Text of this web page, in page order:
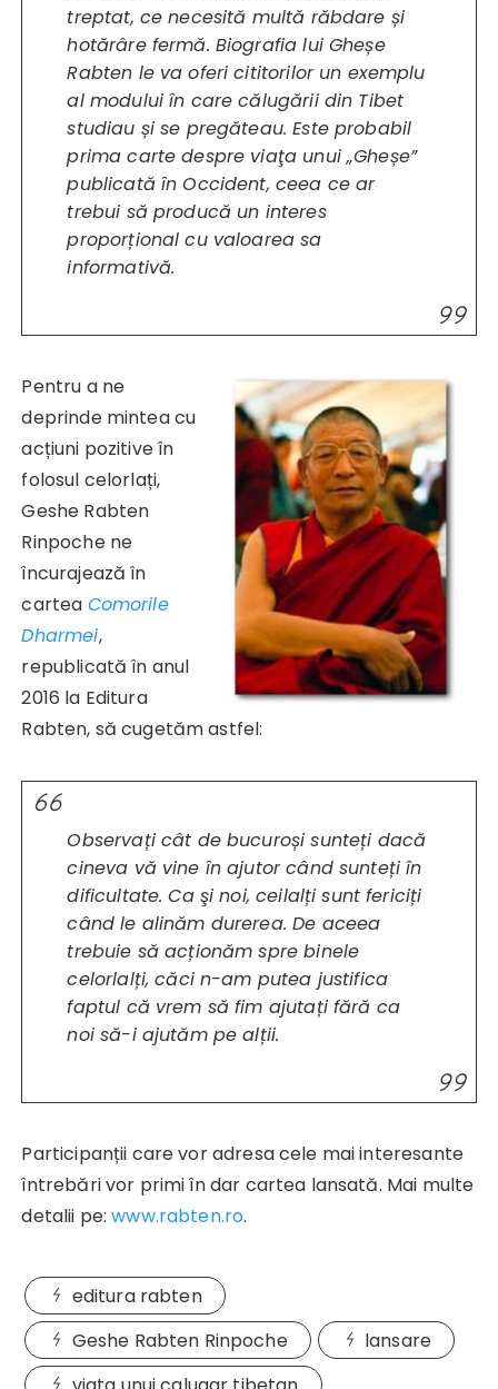
treptat, ce necesită multă răbdare și
hotărâre fermă. Biografia lui Gheșe
Rabten le va oferi cititorilor un exemplu
al modului în care călugării din Tibet
studiau și se pregăteau. Este probabil
prima carte despre viaţa unui „Gheșe”
publicată în Occident, ceea ce ar
trebui să producă un interes
proporțional cu valoarea sa
informativă.
Pentru a ne
deprinde mintea cu
acțiuni pozitive în
folosul celorlați,
Geshe Rabten
Rinpoche ne
încurajează în
cartea Comorile
Dharmei,
republicată în anul
2016 la Editura
Rabten, să cugetăm astfel:
Observați cât de bucuroși sunteți dacă
cineva vă vine în ajutor când sunteți în
dificultate. Ca şi noi, ceilalți sunt fericiți
când le alinăm durerea. De aceea
trebuie să acționăm spre binele
celorlalți, căci n-am putea justifica
faptul că vrem să fim ajutați fără ca
noi să-i ajutăm pe alții.
Participanții care vor adresa cele mai interesante
întrebări vor primi în dar cartea lansată. Mai multe
detalii pe:www.rabten.ro.
editura rabten
Geshe Rabten Rinpoche
lansare